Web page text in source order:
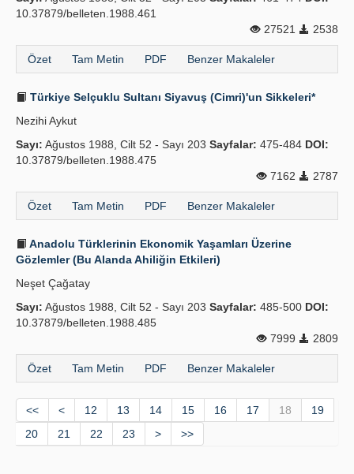
10.37879/belleten.1988.461
27521
2538
Özet Tam Metin PDF Benzer Makaleler
Türkiye Selçuklu Sultanı Siyavuş (Cimri)'un Sikkeleri*
Nezihi Aykut
Sayı: Ağustos 1988, Cilt 52 - Sayı 203 Sayfalar: 475-484 DOI:
10.37879/belleten.1988.475
7162
2787
Özet Tam Metin PDF Benzer Makaleler
Anadolu Türklerinin Ekonomik Yaşamları Üzerine
Gözlemler (Bu Alanda Ahiliğin Etkileri)
Neşet Çağatay
Sayı: Ağustos 1988, Cilt 52 - Sayı 203 Sayfalar: 485-500 DOI:
10.37879/belleten.1988.485
7999
2809
Özet Tam Metin PDF Benzer Makaleler
<< < 12 13 14 15 16 17 18
19
20
21 22 23 > >>